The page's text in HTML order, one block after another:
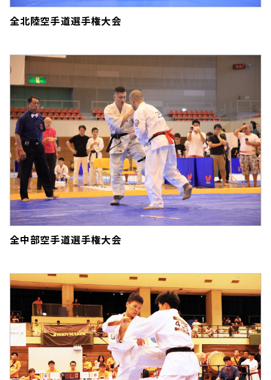
全北陸空手道選手権大会
全中部空手道選手権大会